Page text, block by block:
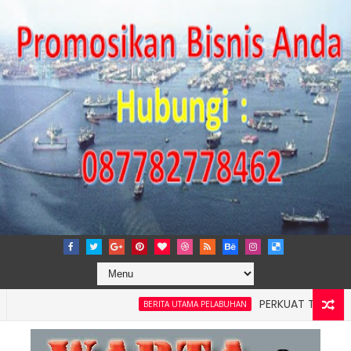
BERITA UTAMA PELABUHAN
PERKUAT TATA KELOLA
4: Pelindo Jasa Maritim Dengar Keluhan dan Kebutuhan